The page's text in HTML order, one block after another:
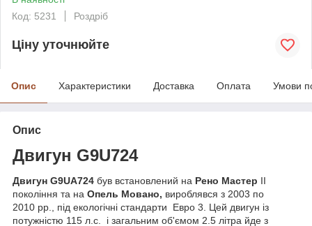
Код: 5231
Роздріб
Ціну уточнюйте
Опис Характеристики Доставка Оплата Умови
Опис
Двигун G9U724
Двигун G9UA724 був встановлений на Рено Мастер II
покоління та на Опель Мовано, вироблявся з 2003 по
2010 рр., під екологічні стандарти Евро 3. Цей двигун із
потужністю 115 л.с. і загальним об'ємом 2.5 літра йде з